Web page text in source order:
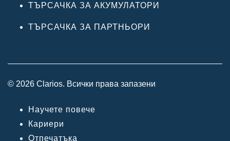
ТЪРСАЧКА ЗА АКУМУЛАТОРИ
ТЪРСАЧКА ЗА ПАРТНЬОРИ
© 2026 Clarios. Всички права запазени
Научете повече
Кариери
Отпечатъка